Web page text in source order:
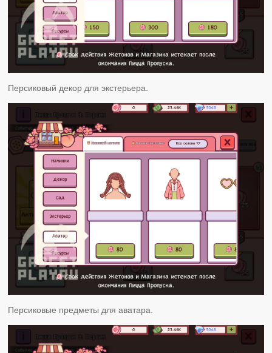
Персиковый декор для экстерьера.
Персиковые предметы для аватара.